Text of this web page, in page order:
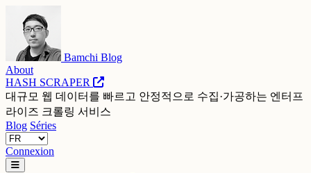
Bamchi Blog
About
HASH SCRAPER
대규모 웹 데이터를 빠르고 안정적으로 수집·가공하는 엔터프
라이즈 크롤링 서비스
Blog Séries
Connexion